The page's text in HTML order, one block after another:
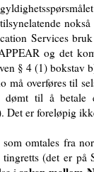
Services
og det
§ 4 (1)
må overføres til
dømt til å betale
Det er foreløpig
omtales fra
tingretts (det er